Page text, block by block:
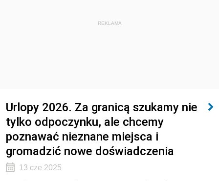
REKLAMA
Urlopy 2026. Za granicą szukamy nie
tylko odpoczynku, ale chcemy
poznawać nieznane miejsca i
gromadzić nowe doświadczenia
13 cze 2025